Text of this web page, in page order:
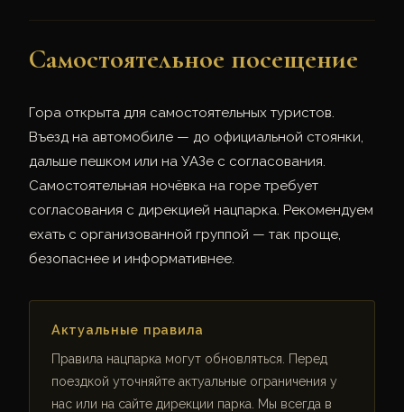
Самостоятельное посещение
Гора открыта для самостоятельных туристов.
Въезд на автомобиле — до официальной стоянки,
дальше пешком или на УАЗе с согласования.
Самостоятельная ночёвка на горе требует
согласования с дирекцией нацпарка. Рекомендуем
ехать с организованной группой — так проще,
безопаснее и информативнее.
Актуальные правила
Правила нацпарка могут обновляться. Перед
поездкой уточняйте актуальные ограничения у
нас или на сайте дирекции парка. Мы всегда в